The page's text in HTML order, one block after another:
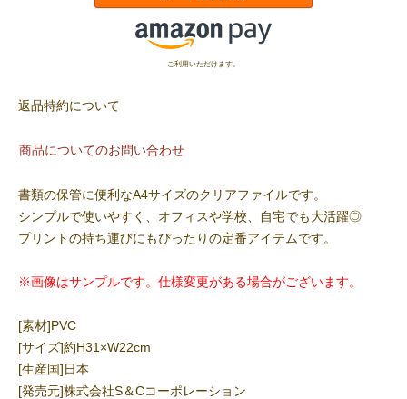
ご利用いただけます。
返品特約について
商品についてのお問い合わせ
書類の保管に便利なA4サイズのクリアファイルです。
シンプルで使いやすく、オフィスや学校、自宅でも大活躍◎
プリントの持ち運びにもぴったりの定番アイテムです。
※画像はサンプルです。仕様変更がある場合がございます。
[素材]PVC
[サイズ]約H31×W22cm
[生産国]日本
[発売元]株式会社S＆Cコーポレーション